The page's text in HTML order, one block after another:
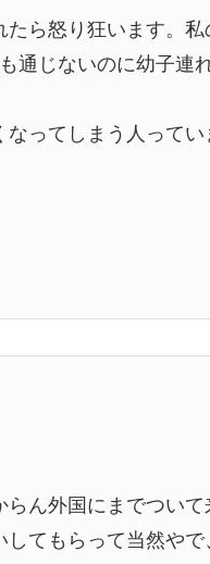
ら怒り狂います。私
通じないのに幼子連
ってしまう人ってい
ん外国にまでついて
てもらって当然やで